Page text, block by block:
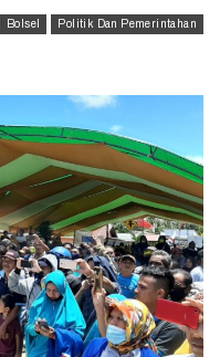
Bolsel Politik Dan Pemerintahan